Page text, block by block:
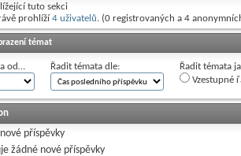
tuto sekci
prohlíží4 uživatelů. (0 registrovaných a 4
témat
od… Řadit témata dle:
Řadit témata
Vzestupné
příspěvky
žádné nové příspěvky